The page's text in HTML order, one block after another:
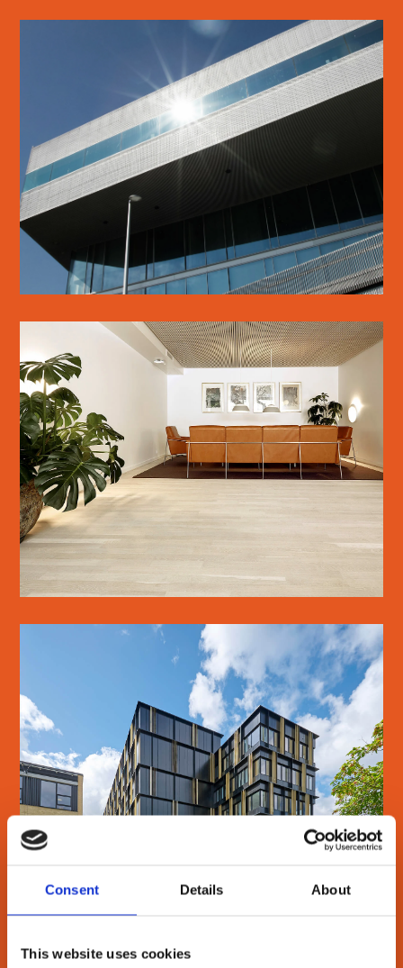
Consent Details About
This website uses cookies
DOKK1
METALSKOLEN
SE MERE
DTU BIOSUSTAIN